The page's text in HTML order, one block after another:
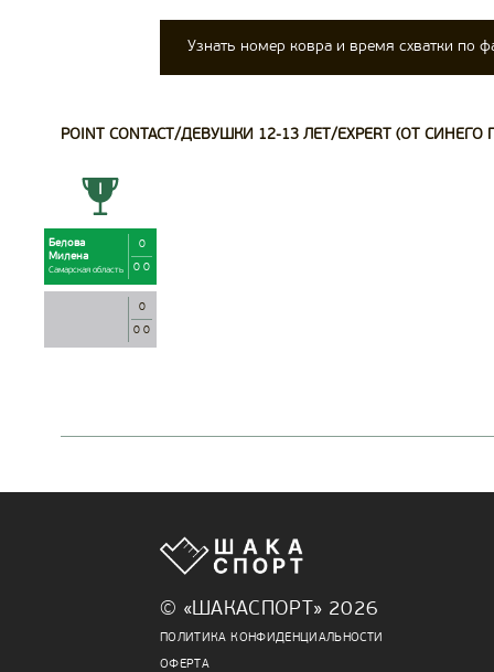
Узнать номер ковра и время схватки по
POINT CONTACT/ДЕВУШКИ 12-13 ЛЕТ/EXPERT (ОТ
Белова
Милена
Самарская область
0
0 0
0
0 0
© «ШАКАСПОРТ» 2026
ПОЛИТИКА КОНФИДЕНЦИАЛЬНОСТИ
ОФЕРТА